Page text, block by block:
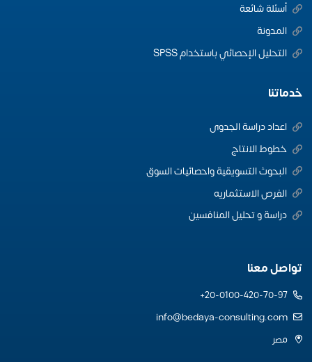
أسئلة شائعة
المدونة
التحليل الإحصائي باستخدام SPSS
خدماتنا
اعداد دراسة الجدوى
خطوط الانتاج
البحوث التسويقية واحصائيات السوق
الفرص الاستثماريه
دراسة و تحليل المنافسين
تواصل معنا
20-0100-420-70-97+
info@bedaya-consulting.com
مصر